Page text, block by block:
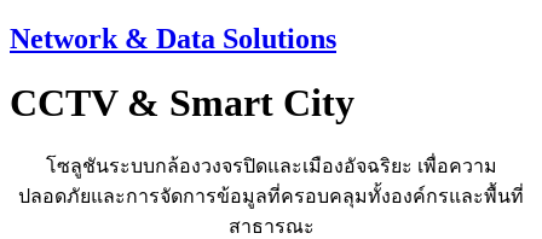
Network & Data Solutions
CCTV & Smart City
โซลูชันระบบกล้องวงจรปิดและเมืองอัจฉริยะ เพื่อความ
ปลอดภัยและการจัดการข้อมูลที่ครอบคลุมทั้งองค์กรและพื้นที่
สาธารณะ